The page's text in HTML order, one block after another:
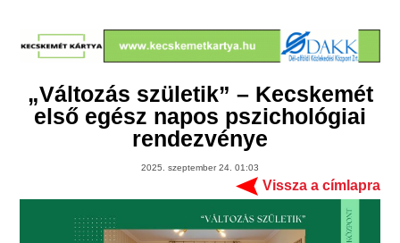
„Változás születik” – Kecskemét
első egész napos pszichológiai
rendezvénye
2025. szeptember 24. 01:03
Vissza a címlapra